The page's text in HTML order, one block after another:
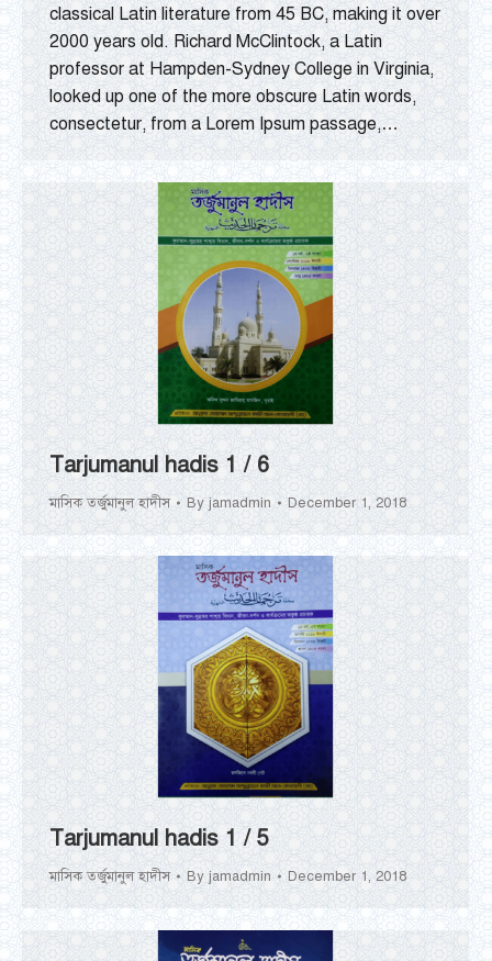
classical Latin literature from 45 BC, making it over
2000 years old. Richard McClintock, a Latin
professor at Hampden-Sydney College in Virginia,
looked up one of the more obscure Latin words,
consectetur, from a Lorem Ipsum passage,…
Tarjumanul hadis 1 / 6
মাসিক তর্জুমানুল হাদীস By jamadmin December 1, 2018
Tarjumanul hadis 1 / 5
মাসিক তর্জুমানুল হাদীস By jamadmin December 1, 2018